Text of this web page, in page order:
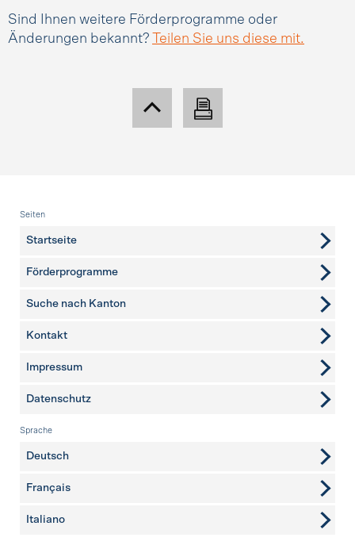
Sind Ihnen weitere Förderprogramme oder
Änderungen bekannt?
Teilen Sie uns diese mit.
Fusszeile
Seiten
Startseite
Förderprogramme
Suche nach Kanton
weitere Seiten
Kontakt
Impressum
Datenschutz
Sprache
Deutsch
Français
Italiano